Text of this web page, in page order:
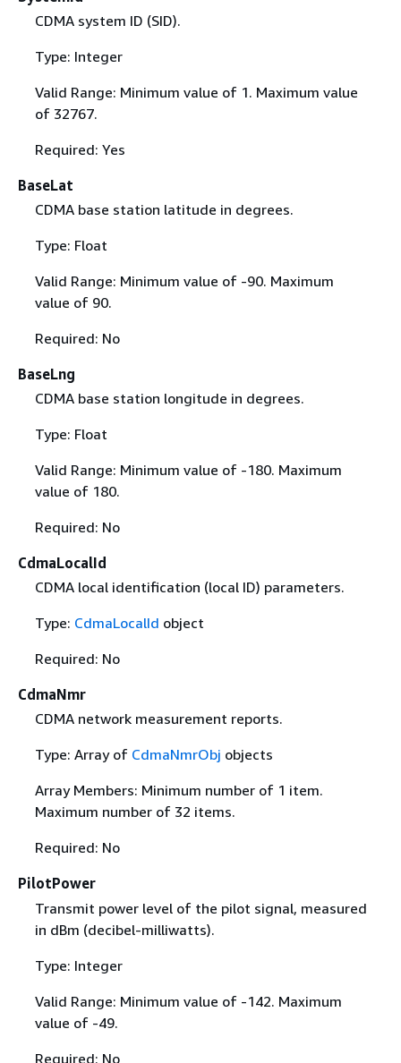
CDMA system ID (SID).
Type: Integer
Valid Range: Minimum value of 1. Maximum value
of 32767.
Required: Yes
BaseLat
CDMA base station latitude in degrees.
Type: Float
Valid Range: Minimum value of -90. Maximum
value of 90.
Required: No
BaseLng
CDMA base station longitude in degrees.
Type: Float
Valid Range: Minimum value of -180. Maximum
value of 180.
Required: No
CdmaLocalId
CDMA local identification (local ID) parameters.
Type: CdmaLocalId object
Required: No
CdmaNmr
CDMA network measurement reports.
Type: Array of CdmaNmrObj objects
Array Members: Minimum number of 1 item.
Maximum number of 32 items.
Required: No
PilotPower
Transmit power level of the pilot signal, measured
in dBm (decibel-milliwatts).
Type: Integer
Valid Range: Minimum value of -142. Maximum
value of -49.
Required: No